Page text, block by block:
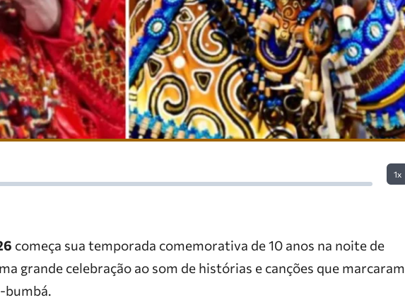
1x
começa sua temporada comemorativa de 10 anos na noite de
grande celebração ao som de histórias e canções que marcaram
bumbá.